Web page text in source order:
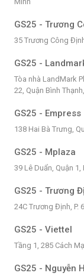
GS25 - Trương
35 Trương Công
GS25 -
Tòa nhà LandMark
22, Quận Bình
GS25 - Empress
138 Hai Bà Trưng,
GS25 - Mplaza
39 Lê Duẩn, Quận 1,
GS25 - Trương
24C Trương Định, P.
GS25 - Viettel
Tầng 1, 285 Cách
GS25 - Nguyễn